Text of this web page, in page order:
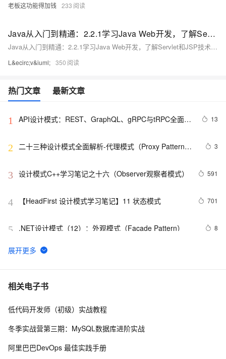
老板这功能得加钱 233
Java从入门到精通：2.2.1学习Java Web开发，了解Servlet和JSP技术，掌握MVC设计模式
Java从入门到精通：2.2.1学习Java Web开发，了解Servlet和JSP技术，掌握MVC设计模式
L&ecirc;v&iuml; 350
热门文章 最新文章
1
API设计模式：REST、GraphQL、gRPC与tRPC全面解
13
2
二十三种设计模式全面解析-代理模式（Proxy Pattern）
3
3 设计模式C++学习笔记之十六（Observer观察者模式） 591
4 【HeadFirst 设计模式学习笔记】11 状态模式 701
5 .NET设计模式（12）：外观模式（Façade Pattern） 8
6
Net设计模式实例之解释器模式（Interpreter Pattern）
7 23种设计模式之策略模式（Strategy）
8 Net设计模式实例之适配器模式（Adapter Pattern）
相关电子书
低代码开发师（初级）实战教程
冬季实战营第三期：MySQL数据库进阶实战
阿里巴巴DevOps 最佳实践手册